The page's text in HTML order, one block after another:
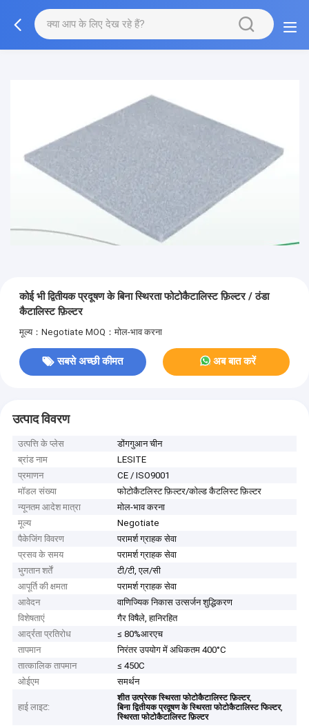
कोई भी द्वितीयक प्रदूषण के बिना स्थिरता फोटोकैटालिस्ट फ़िल्टर / ठंडा
कैटालिस्ट फ़िल्टर
मूल्य：Negotiate MOQ：मोल-भाव करना
सबसे अच्छी कीमत अब बात करें
उत्पाद विवरण
उत्पत्ति के प्लेस
डोंगगुआन चीन
ब्रांड नाम
LESITE
प्रमाणन
CE / ISO9001
मॉडल संख्या
फोटोकैटलिस्ट फ़िल्टर/कोल्ड कैटलिस्ट फ़िल्टर
न्यूनतम आदेश मात्रा
मोल-भाव करना
मूल्य
Negotiate
पैकेजिंग विवरण
परामर्श ग्राहक सेवा
प्रसव के समय
परामर्श ग्राहक सेवा
भुगतान शर्तें
टी/टी, एल/सी
आपूर्ति की क्षमता
परामर्श ग्राहक सेवा
आवेदन
वाणिज्यिक निकास उत्सर्जन शुद्धिकरण
विशेषताएं
गैर विषैले, हानिरहित
आर्द्रता प्रतिरोध
≤ 80%आरएच
तापमान
निरंतर उपयोग में अधिकतम 400°C
तात्कालिक तापमान
≤ 450C
ओईएम
समर्थन
हाई लाइट:
शीत उत्प्रेरक स्थिरता फोटोकैटालिस्ट फ़िल्टर,
बिना द्वितीयक प्रदूषण के स्थिरता फोटोकैटालिस्ट फिल्टर,
स्थिरता फोटोकैटालिस्ट फ़िल्टर